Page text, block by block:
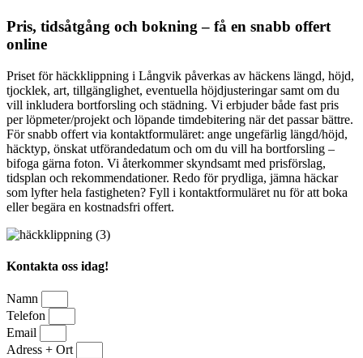
Pris, tidsåtgång och bokning – få en snabb offert
online
Priset för häckklippning i Långvik påverkas av häckens längd, höjd,
tjocklek, art, tillgänglighet, eventuella höjdjusteringar samt om du
vill inkludera bortforsling och städning. Vi erbjuder både fast pris
per löpmeter/projekt och löpande timdebitering när det passar bättre.
För snabb offert via kontaktformuläret: ange ungefärlig längd/höjd,
häcktyp, önskat utförandedatum och om du vill ha bortforsling –
bifoga gärna foton. Vi återkommer skyndsamt med prisförslag,
tidsplan och rekommendationer. Redo för prydliga, jämna häckar
som lyfter hela fastigheten? Fyll i kontaktformuläret nu för att boka
eller begära en kostnadsfri offert.
Kontakta oss idag!
Namn
Telefon
Email
Adress + Ort